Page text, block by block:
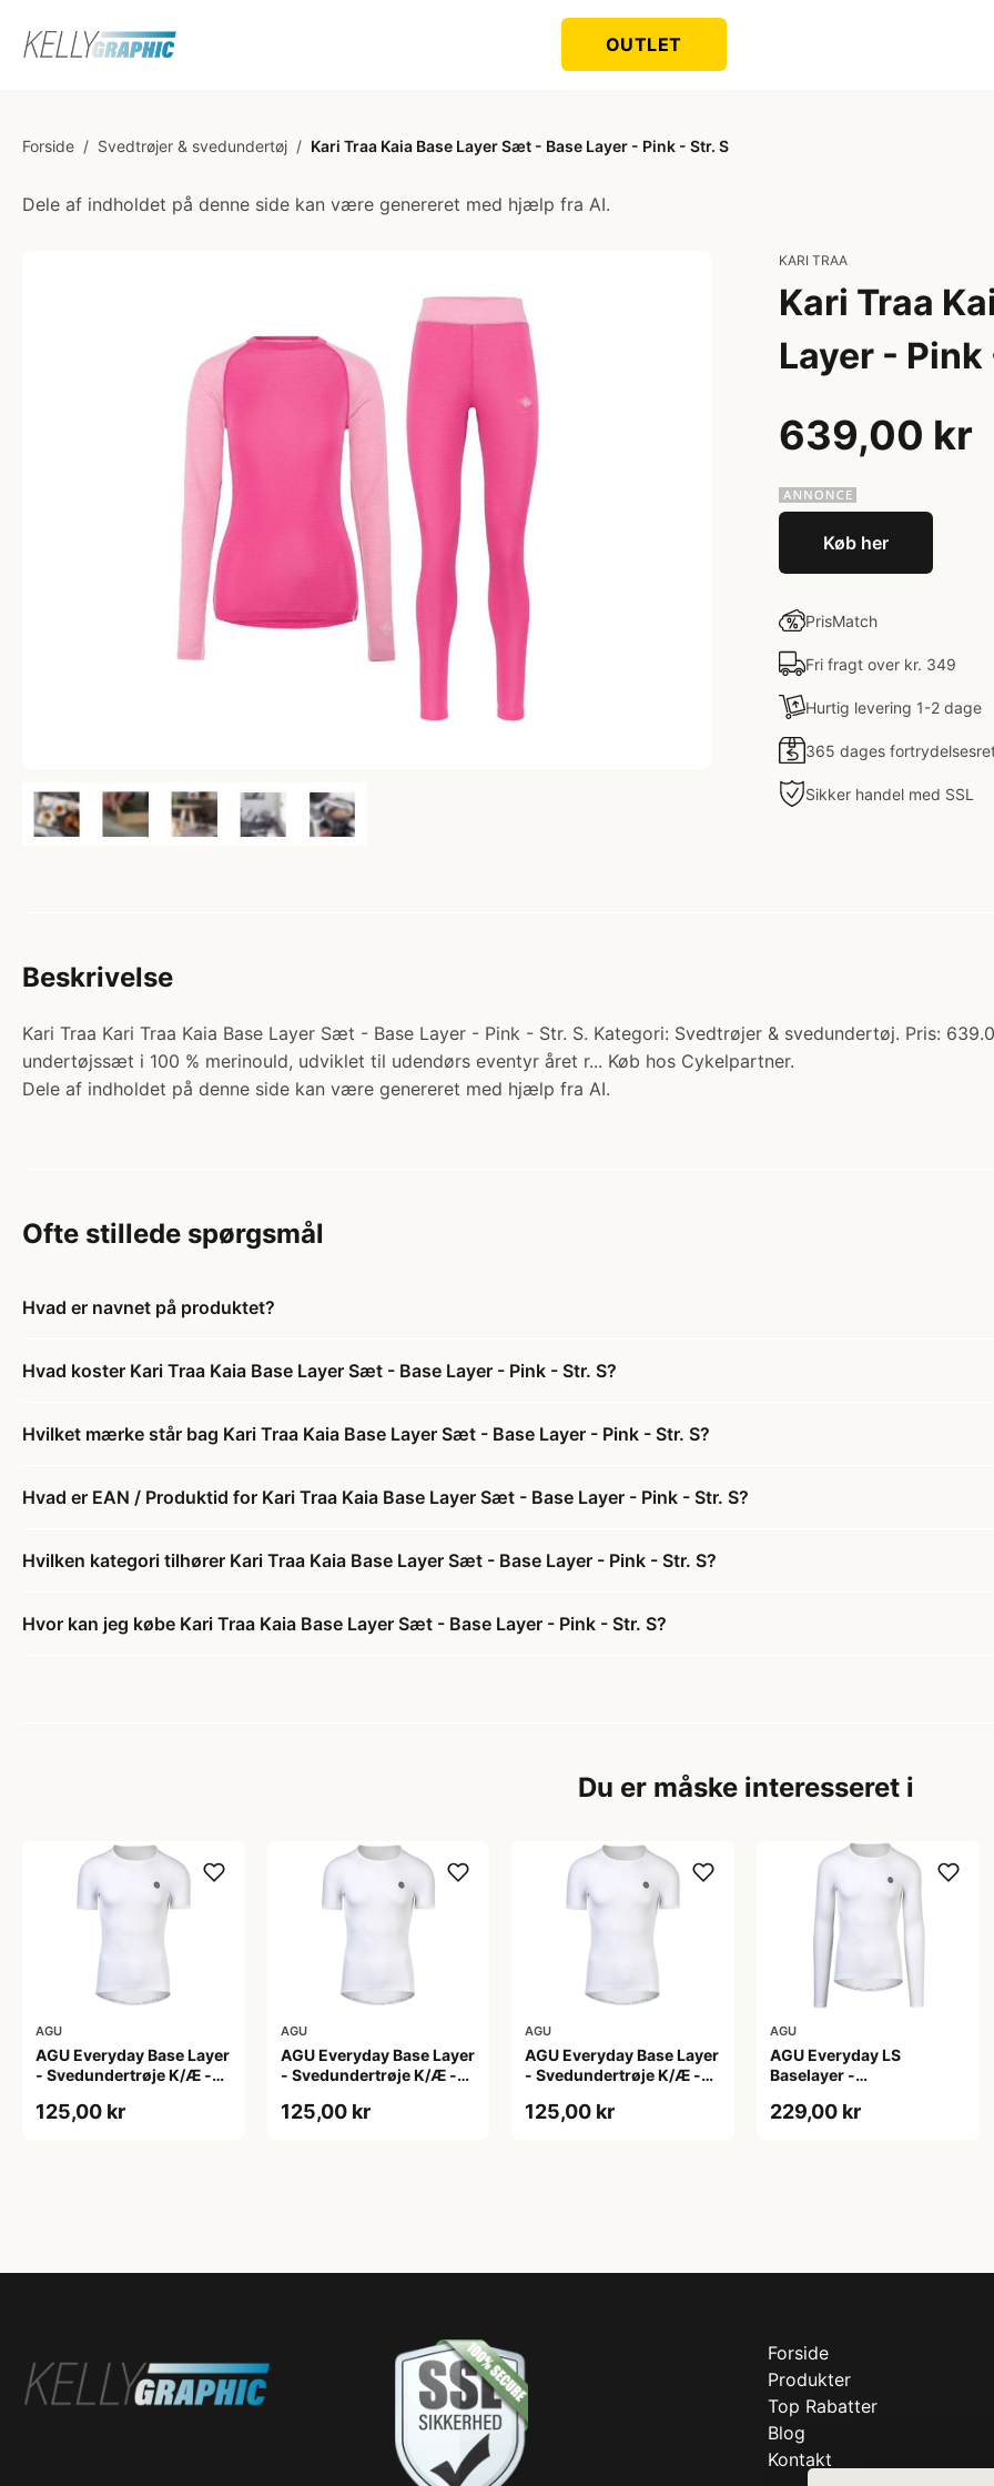
OUTLET
Forside / Svedtrøjer & svedundertøj / Kari Traa Kaia Base Layer Sæt - Base Layer - Pink - Str. S
Dele af indholdet på denne side kan være genereret med hjælp fra AI.
KARI TRAA
Kari Traa
Layer - Pink
639,00 kr
Køb her
PrisMatch
Fri fragt over kr. 349
Hurtig levering 1-2 dage
365 dages
Sikker handel med SSL
Beskrivelse
Kari Traa Kari Traa Kaia Base Layer Sæt - Base Layer - Pink - Str. S. Kategori: Svedtrøjer & svedundertøj. Pris:
undertøjssæt i 100 % merinould, udviklet til udendørs eventyr året r... Køb hos Cykelpartner.
Dele af indholdet på denne side kan være genereret med hjælp fra AI.
Ofte stillede spørgsmål
Hvad er navnet på produktet?
Hvad koster Kari Traa Kaia Base Layer Sæt - Base Layer - Pink - Str. S?
Hvilket mærke står bag Kari Traa Kaia Base Layer Sæt - Base Layer - Pink - Str. S?
Hvad er EAN / Produktid for Kari Traa Kaia Base Layer Sæt - Base Layer - Pink - Str. S?
Hvilken kategori tilhører Kari Traa Kaia Base Layer Sæt - Base Layer - Pink - Str. S?
Hvor kan jeg købe Kari Traa Kaia Base Layer Sæt - Base Layer - Pink - Str. S?
Du er måske interesseret i
AGU
AGU Everyday Base Layer
- Svedundertrøje K/Æ -
125,00 kr
AGU
AGU Everyday Base Layer
- Svedundertrøje K/Æ -
125,00 kr
AGU
AGU Everyday Base Layer
- Svedundertrøje K/Æ -
125,00 kr
AGU
AGU Everyday LS
Baselayer -
Ærmer - Herre - Hvid -
229,00 kr
Forside
Produkter
Top Rabatter
Blog
Kontakt